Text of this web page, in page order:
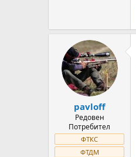
pavloff
Редовен
Потребител
ФТКС
ФТДМ